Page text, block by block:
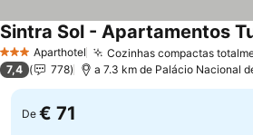
3 EstrelasAparthotel Cozinhas compactas
Sintra Sol - Apartamentos
7,4 778 a 7.3 km de Palácio Nacional
De € 71